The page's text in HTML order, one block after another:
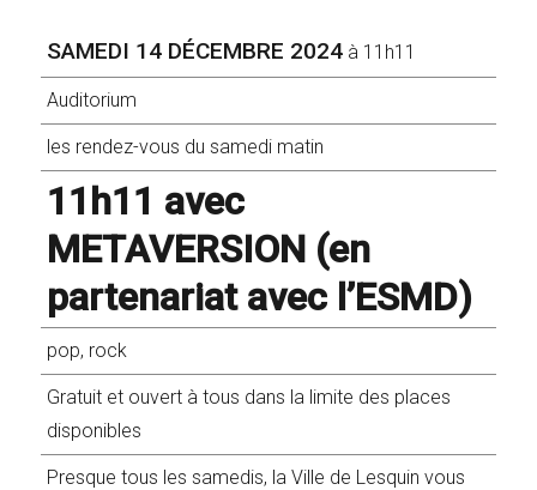
SAMEDI 14 DÉCEMBRE 2024 à 11h11
Auditorium
les rendez-vous du samedi matin
11h11 avec
METAVERSION (en
partenariat avec l’ESMD)
pop, rock
Gratuit et ouvert à tous dans la limite des places
disponibles
Presque tous les samedis, la Ville de Lesquin vous